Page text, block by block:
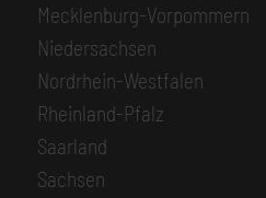
Mecklenburg-Vorpommern
Niedersachsen
Nordrhein-Westfalen
Rheinland-Pfalz
Saarland
Sachsen